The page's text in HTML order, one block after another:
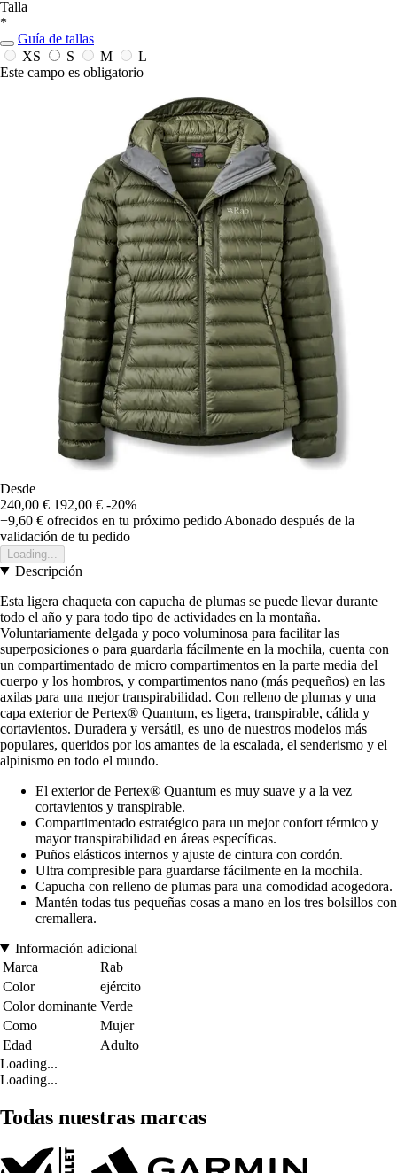
Talla
*
Guía de tallas
XS
S M
L
Este campo es obligatorio
Desde
240,00 € 192,00 € -20%
+9,60 € ofrecidos en tu próximo pedido Abonado después de la
validación de tu pedido
Loading...
Descripción
Esta ligera chaqueta con capucha de plumas se puede llevar durante
todo el año y para todo tipo de actividades en la montaña.
Voluntariamente delgada y poco voluminosa para facilitar las
superposiciones o para guardarla fácilmente en la mochila, cuenta con
un compartimentado de micro compartimentos en la parte media del
cuerpo y los hombros, y compartimentos nano (más pequeños) en las
axilas para una mejor transpirabilidad. Con relleno de plumas y una
capa exterior de Pertex® Quantum, es ligera, transpirable, cálida y
cortavientos. Duradera y versátil, es uno de nuestros modelos más
populares, queridos por los amantes de la escalada, el senderismo y el
alpinismo en todo el mundo.
El exterior de Pertex® Quantum es muy suave y a la vez
cortavientos y transpirable.
Compartimentado estratégico para un mejor confort térmico y
mayor transpirabilidad en áreas específicas.
Puños elásticos internos y ajuste de cintura con cordón.
Ultra compresible para guardarse fácilmente en la mochila.
Capucha con relleno de plumas para una comodidad acogedora.
Mantén todas tus pequeñas cosas a mano en los tres bolsillos con
cremallera.
Información adicional
Marca
Rab
Color
ejército
Color dominante Verde
Como
Mujer
Edad
Adulto
Loading...
Loading...
Todas nuestras marcas